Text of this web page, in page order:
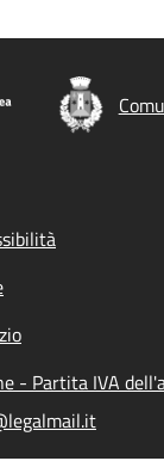
- Partita IVA